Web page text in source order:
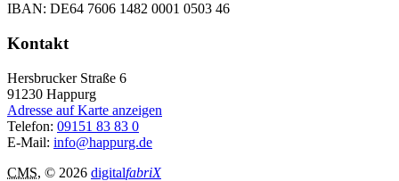
IBAN: DE64 7606 1482 0001 0503 46
Kontakt
Hersbrucker Straße 6
91230 Happurg
Adresse auf Karte anzeigen
Telefon: 09151 83 83 0
E-Mail: info@happurg.de
CMS, © 2026 digitalfabriX